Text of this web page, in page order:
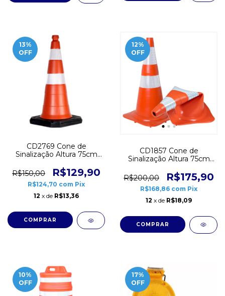
13%
OFF
CD2769 Cone de
Sinalização Altura 75cm
Flexível
R$150,00 R$129,90
R$124,70 com Pix
12 x de R$13,36
12%
OFF
CD1857 Cone de
Sinalização Altura 75cm
Emborrachado
R$200,00 R$175,90
R$168,86 com Pix
12 x de R$18,09
10%
OFF
17%
OFF